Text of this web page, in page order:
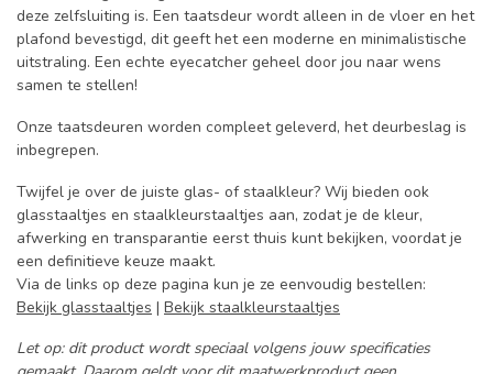
deze zelfsluiting is. Een taatsdeur wordt alleen in de vloer en het
plafond bevestigd, dit geeft het een moderne en minimalistische
uitstraling. Een echte eyecatcher geheel door jou naar wens
samen te stellen!
Onze taatsdeuren worden compleet geleverd, het deurbeslag is
inbegrepen.
Twijfel je over de juiste glas- of staalkleur? Wij bieden ook
glasstaaltjes en staalkleurstaaltjes aan, zodat je de kleur,
afwerking en transparantie eerst thuis kunt bekijken, voordat je
een definitieve keuze maakt.
Via de links op deze pagina kun je ze eenvoudig bestellen:
Bekijk glasstaaltjes | Bekijk staalkleurstaaltjes
Let op: dit product wordt speciaal volgens jouw specificaties